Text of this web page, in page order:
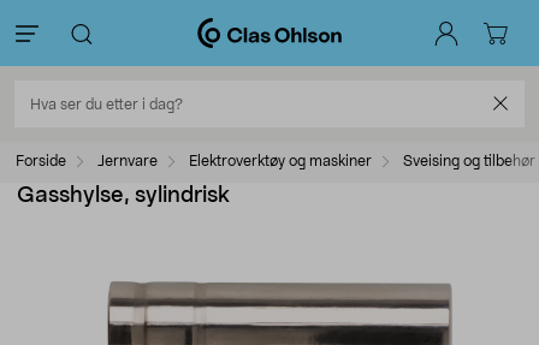
Forside Jernvare Elektroverktøy og maskiner Sveising og tilbehør
Gasshylse, sylindrisk